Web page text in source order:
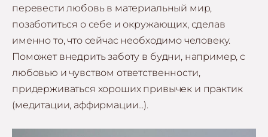
перевести любовь в материальный мир,
позаботиться о себе и окружающих, сделав
именно то, что сейчас необходимо человеку.
Поможет внедрить заботу в будни, например, с
любовью и чувством ответственности,
придерживаться хороших привычек и практик
(медитации, аффирмации...).